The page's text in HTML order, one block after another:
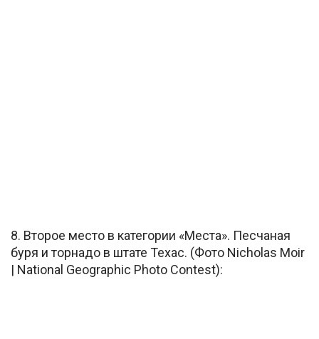
8. Второе место в категории «Места». Песчаная
буря и торнадо в штате Техас. (Фото Nicholas Moir
| National Geographic Photo Contest):